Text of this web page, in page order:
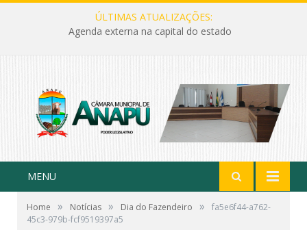
ÚLTIMAS ATUALIZAÇÕES:
Agenda externa na capital do estado
MENU
Home » Notícias » Dia do Fazendeiro »
fa5e6f44-a762-
45c3-979b-fcf9519397a5